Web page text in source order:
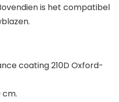
is het compatibel
coating 210D Oxford-
cm.